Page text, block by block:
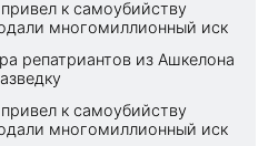
к самоубийству
многомиллионный иск
репатриантов из Ашкелона
к самоубийству
многомиллионный иск